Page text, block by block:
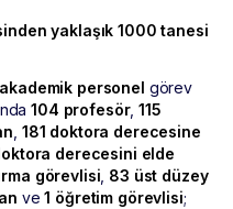
yaklaşık 1000 tanesi
personel görev
104 profesör,115
181 doktora derecesine
derecesini elde
görevlisi 83 üst düzey
ve1 öğretim görevlisi;